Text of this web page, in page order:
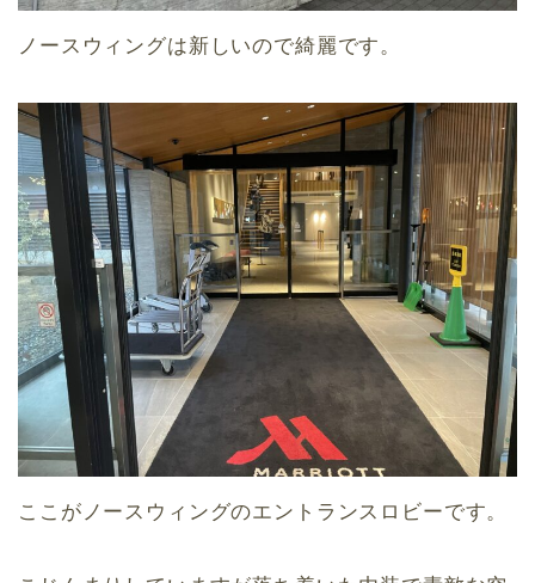
ノースウィングは新しいので綺麗です。
ここがノースウィングのエントランスロビーです。